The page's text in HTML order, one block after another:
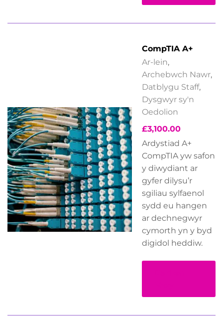
CompTIA A+
Ar-lein,
Archebwch Nawr,
Datblygu Staff,
Dysgwyr sy'n
Oedolion
£3,100.00
Ardystiad A+
CompTIA yw safon
y diwydiant ar
gyfer dilysu’r
sgiliau sylfaenol
sydd eu hangen
ar dechnegwyr
cymorth yn y byd
digidol heddiw.